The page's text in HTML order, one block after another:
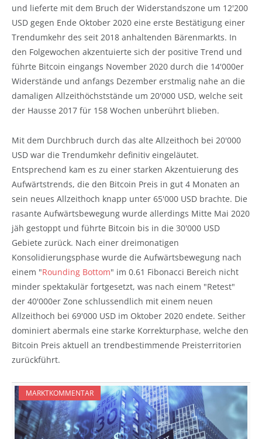
und lieferte mit dem Bruch der Widerstandszone um 12'200
USD gegen Ende Oktober 2020 eine erste Bestätigung einer
Trendumkehr des seit 2018 anhaltenden Bärenmarkts. In
den Folgewochen akzentuierte sich der positive Trend und
führte Bitcoin eingangs November 2020 durch die 14'000er
Widerstände und anfangs Dezember erstmalig nahe an die
damaligen Allzeithöchststände um 20'000 USD, welche seit
der Hausse 2017 für 158 Wochen unberührt blieben.
Mit dem Durchbruch durch das alte Allzeithoch bei 20'000
USD war die Trendumkehr definitiv eingeläutet.
Entsprechend kam es zu einer starken Akzentuierung des
Aufwärtstrends, die den Bitcoin Preis in gut 4 Monaten an
sein neues Allzeithoch knapp unter 65'000 USD brachte. Die
rasante Aufwärtsbewegung wurde allerdings Mitte Mai 2020
jäh gestoppt und führte Bitcoin bis in die 30'000 USD
Gebiete zurück. Nach einer dreimonatigen
Konsolidierungsphase wurde die Aufwärtsbewegung nach
einem "Rounding Bottom" im 0.61 Fibonacci Bereich nicht
minder spektakulär fortgesetzt, was nach einem "Retest"
der 40'000er Zone schlussendlich mit einem neuen
Allzeithoch bei 69'000 USD im Oktober 2020 endete. Seither
dominiert abermals eine starke Korrekturphase, welche den
Bitcoin Preis aktuell an trendbestimmende Preisterritorien
zurückführt.
MARKTKOMMENTAR